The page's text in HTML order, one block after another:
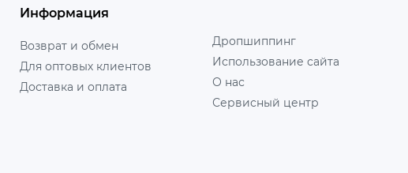
Информация
Возврат и обмен
Для оптовых клиентов
Доставка и оплата
Дропшиппинг
Использование сайта
О нас
Сервисный центр